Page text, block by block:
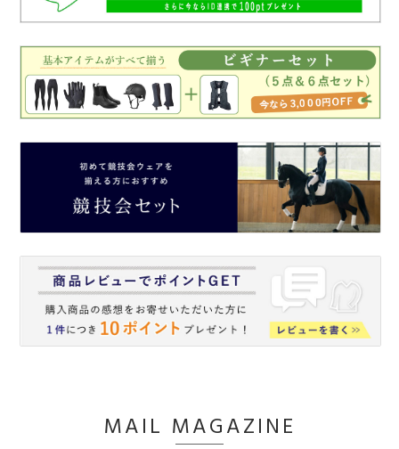
MAIL MAGAZINE